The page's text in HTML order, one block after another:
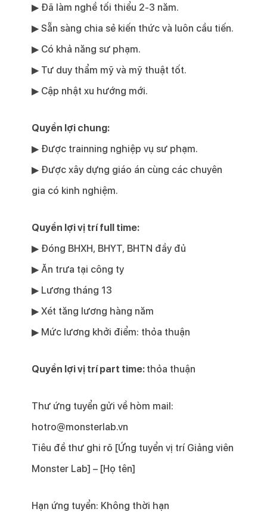
▶ Đã làm nghề tối thiểu 2-3 năm.
▶ Sẵn sàng chia sẻ kiến thức và luôn cầu tiến.
▶ Có khả năng sư phạm.
▶ Tư duy thẩm mỹ và mỹ thuật tốt.
▶ Cập nhật xu hướng mới.
Quyền lợi chung:
▶ Được trainning nghiệp vụ sư phạm.
▶ Được xây dựng giáo án cùng các chuyên
gia có kinh nghiệm.
Quyền lợi vị trí full time:
▶Đóng BHXH, BHYT, BHTN đầy đủ
▶Ăn trưa tại công ty
▶Lương tháng 13
▶Xét tăng lương hàng năm
▶Mức lương khởi điểm: thỏa thuận
Quyền lợi vị trí part time: thỏa thuận
Thư ứng tuyển gửi về hòm mail:
hotro@monsterlab.vn
Tiêu đề thư ghi rõ [Ứng tuyển vị trí Giảng viên
Monster Lab] – [Họ tên]
Hạn ứng tuyển: Không thời hạn